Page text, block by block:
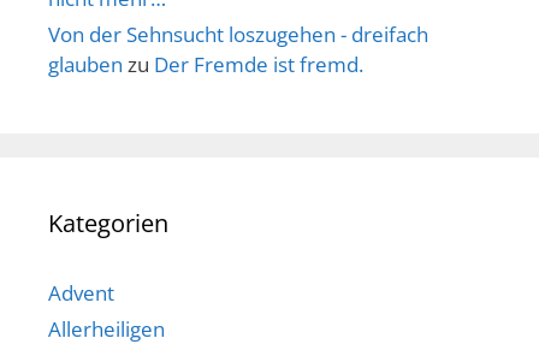
Von der Sehnsucht loszugehen - dreifach
glauben zu Der Fremde ist fremd.
Kategorien
Advent
Allerheiligen